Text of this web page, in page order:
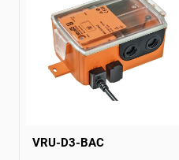
VRU-D3-BAC